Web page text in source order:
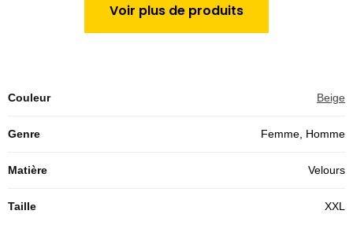
Voir plus de produits
Couleur Beige
Genre Femme, Homme
Matière Velours
Taille XXL